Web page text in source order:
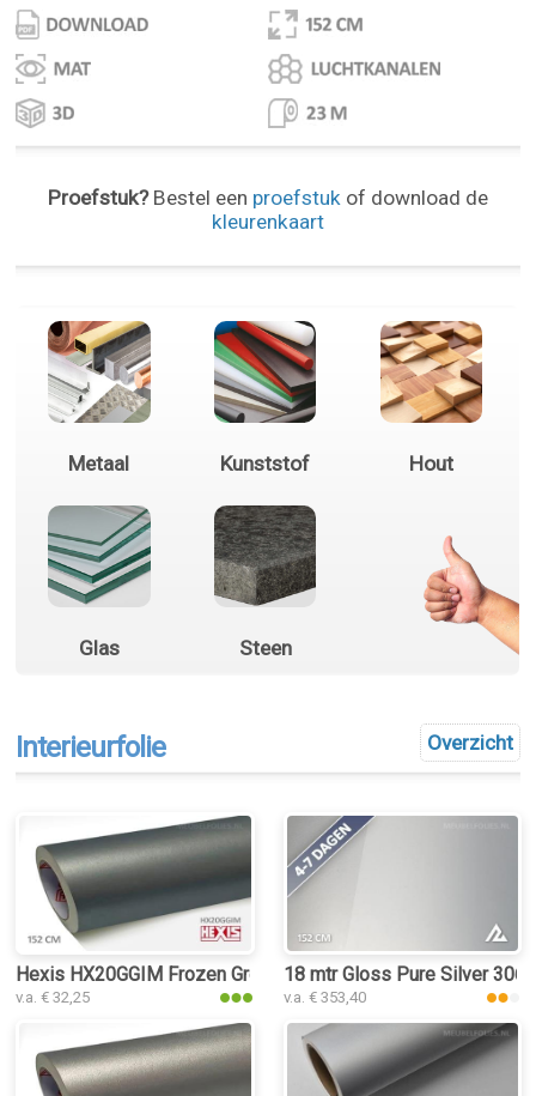
Proefstuk?Bestel een proefstukof download de
kleurenkaart
Metaal Kunststof Hout
Glas Steen
Overzicht
Interieurfolie
Hexis HX20GGIM Frozen Grey Matt interieurfolie
v.a. € 32,25
18 mtr Gloss Pure Silver
v.a. € 353,40